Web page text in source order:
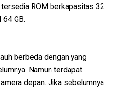
ROM berkapasitas 32
64 GB.
berbeda dengan yang
Namun terdapat
depan. Jika sebelumnya